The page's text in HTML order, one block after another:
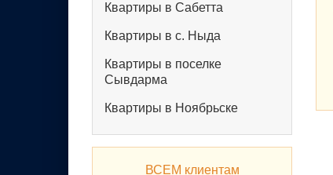
Квартиры в Сабетта
Квартиры в с. Ныда
Квартиры в поселке
Сывдарма
Квартиры в Ноябрьске
ВСЕМ клиентам